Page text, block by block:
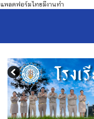
แพลตฟอร์มไทยมีงานทำ